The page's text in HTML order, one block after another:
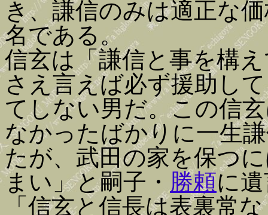
き、謙信のみは適正な
名である。
信玄は「謙信と事を構
さえ言えば必ず援助し
てしない男だ。この信
なかったばかりに一生
たが、武田の家を保つ
まい」と嗣子・ 勝頼に
「信玄と信長は表裏常